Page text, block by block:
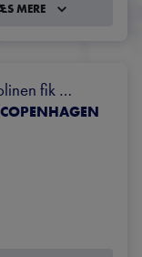
MERE
fik